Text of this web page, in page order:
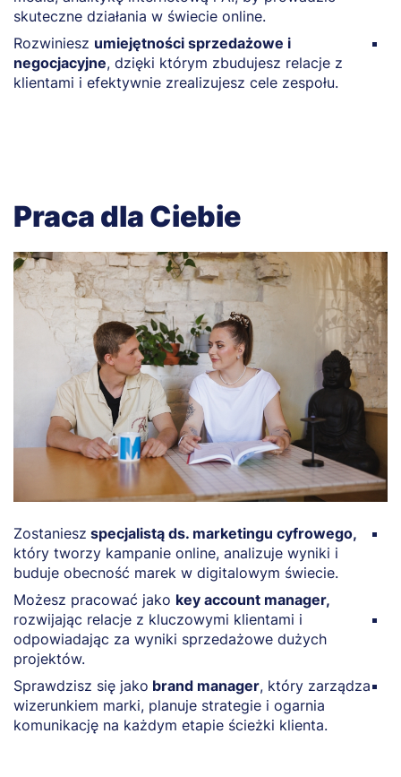
skuteczne działania w świecie online.
Rozwiniesz umiejętności sprzedażowe i
negocjacyjne, dzięki którym zbudujesz relacje z
klientami i efektywnie zrealizujesz cele zespołu.
Praca dla Ciebie
Zostaniesz specjalistą ds. marketingu cyfrowego,
który tworzy kampanie online, analizuje wyniki i
buduje obecność marek w digitalowym świecie.
Możesz pracować jako key account manager,
rozwijając relacje z kluczowymi klientami i
odpowiadając za wyniki sprzedażowe dużych
projektów.
Sprawdzisz się jako brand manager, który zarządza
wizerunkiem marki, planuje strategie i ogarnia
komunikację na każdym etapie ścieżki klienta.